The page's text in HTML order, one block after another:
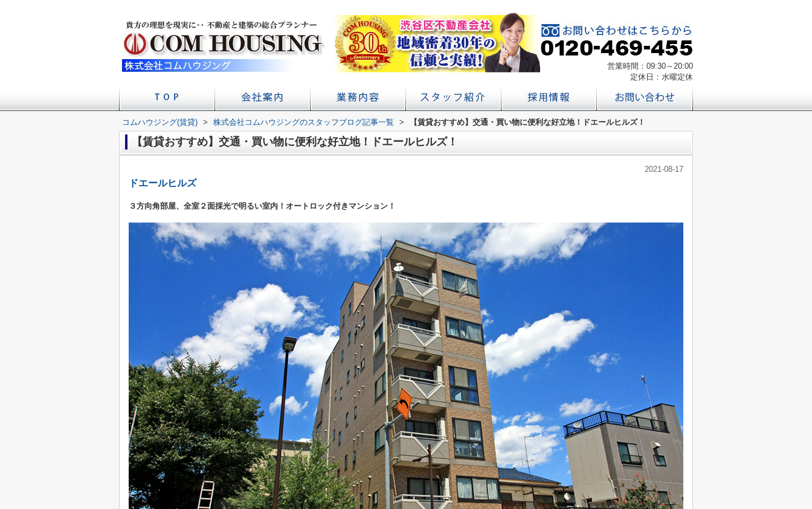
営業時間：09:30～20:00
定休日：水曜定休
店舗へのアクセス
会社概要 初台の賃貸 不動産売買ならコムハウジング
賃貸経営・管理業務サポート
学校提携・学生賃貸仲介
コムハウジング(賃貸) > 株式会社コムハウジングのスタッフブログ記事一覧 > 【賃貸おすすめ】交通・買い物に便利な好立地！ドエールヒルズ！
【賃貸おすすめ】交通・買い物に便利な好立地！ドエールヒルズ！
2021-08-17
ドエールヒルズ
３方向角部屋、全室２面採光で明るい室内！オートロック付きマンション！